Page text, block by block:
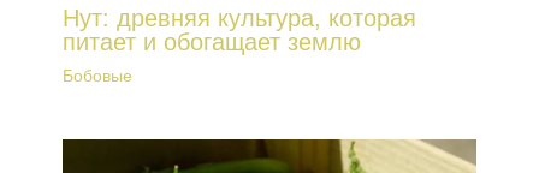
Нут: древняя культура, которая
питает и обогащает землю
Бобовые